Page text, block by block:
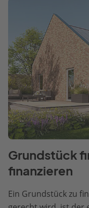
Grundstück
finanzieren
Ein Grundstück zu